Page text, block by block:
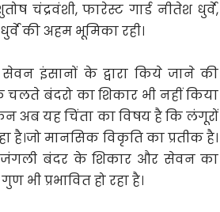
चंद्रवंशी, फारेस्ट गार्ड नीतेश धुर्वे,
की अहम भूमिका रही।
इंसानों के द्वारा किये जाने की
बंदरो का शिकार भी नहीं किया
अब यह चिंता का विषय है कि लंगूरों
है।जो मानसिक विकृति का प्रतीक है।
जंगली बंदर के शिकार और सेवन का
प्रभावित हो रहा है।